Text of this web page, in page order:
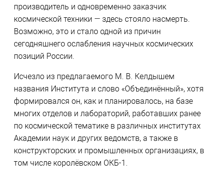
производитель и одновременно заказчик
космической техники — здесь стояло насмерть.
Возможно, это и стало одной из причин
сегодняшнего ослабления научных космических
позиций России.
Исчезло из предлагаемого М. В. Келдышем
названия Института и слово «Объединённый», хотя
формировался он, как и планировалось, на базе
многих отделов и лабораторий, работавших ранее
по космической тематике в различных институтах
Академии наук и других ведомств, а также в
конструкторских и промышленных организациях, в
том числе королёвском ОКБ-1.